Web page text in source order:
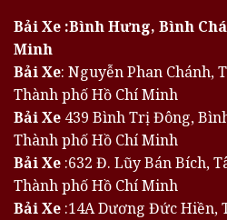
Bải Xe :Bình Hưng, Bình
Minh
Bải Xe: Nguyễn Phan Chánh,
Thành phố Hồ Chí Minh
Bải Xe 439 Bình Trị Đông,
Thành phố Hồ Chí Minh
Bải Xe :632 Đ. Lũy Bán Bích,
Thành phố Hồ Chí Minh
Bải Xe :14A Dương Đức Hiền,